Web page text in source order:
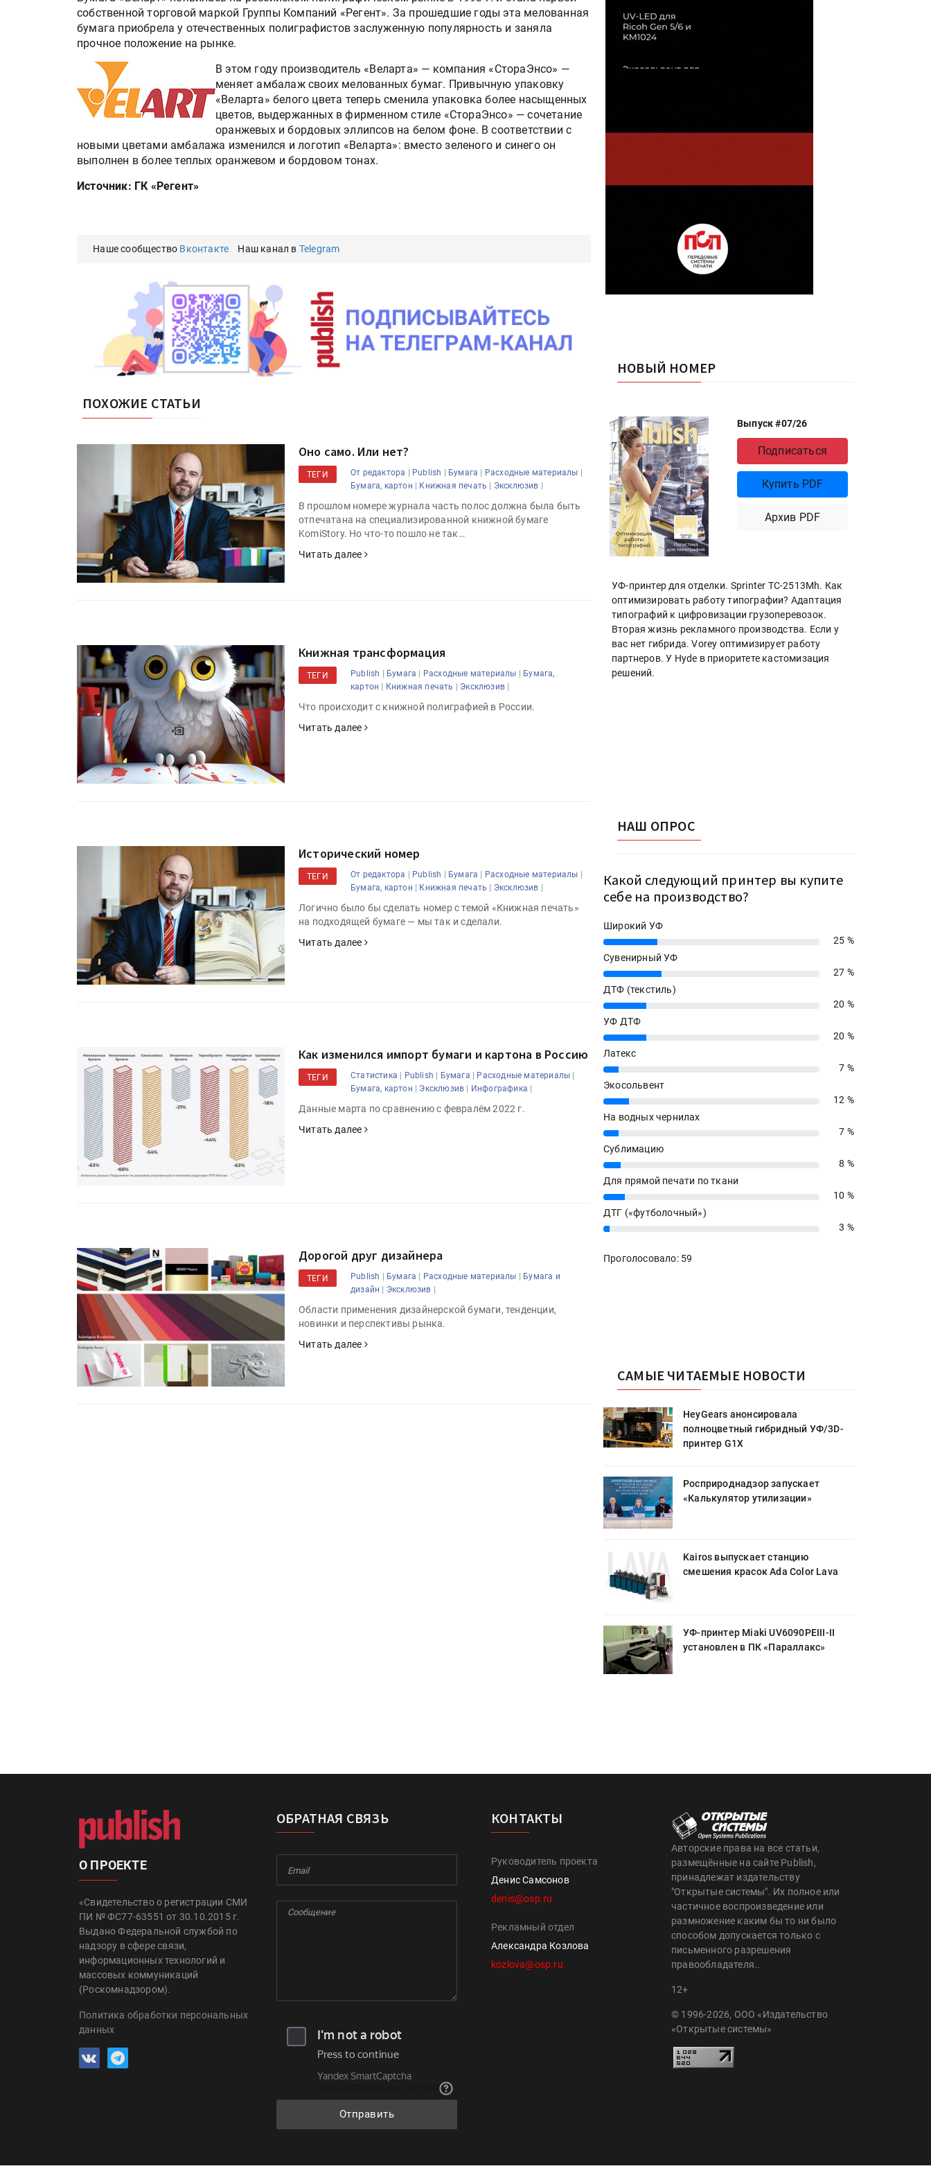
собственной торговой маркой Группы Компаний «Регент». За прошедшие годы эта мелованная
бумага приобрела у отечественных полиграфистов заслуженную популярность и заняла
прочное положение на рынке.
В этом году производитель «Веларта» — компания «СтораЭнсо» —
меняет амбалаж своих мелованных бумаг. Привычную упаковку
«Веларта» белого цвета теперь сменила упаковка более насыщенных
цветов, выдержанных в фирменном стиле «СтораЭнсо» — сочетание
оранжевых и бордовых эллипсов на белом фоне. В соответствии с
новыми цветами амбалажа изменился и логотип «Веларта»: вместо зеленого и синего он
выполнен в более теплых оранжевом и бордовом тонах.
Источник: ГК «Регент»
Наше сообщество Вконтакте Наш канал в Telegram
ПОХОЖИЕ СТАТЬИ
Оно само. Или нет?
ТЕГИ От редактора | Publish | Бумага | Расходные материалы |
Бумага, картон | Книжная печать | Эксклюзив |
В прошлом номере журнала часть полос должна была быть
отпечатана на специализированной книжной бумаге
KomiStory. Но что-то пошло не так…
Читать далее
Книжная трансформация
ТЕГИ Publish | Бумага | Расходные материалы | Бумага,
картон | Книжная печать | Эксклюзив |
Что происходит с книжной полиграфией в России.
Читать далее
Исторический номер
ТЕГИ От редактора | Publish | Бумага | Расходные материалы |
Бумага, картон | Книжная печать | Эксклюзив |
Логично было бы сделать номер с темой «Книжная печать»
на подходящей бумаге — мы так и сделали.
Читать далее
Как изменился импорт бумаги и картона в Россию
ТЕГИ Статистика | Publish | Бумага | Расходные материалы |
Бумага, картон | Эксклюзив | Инфографика |
Данные марта по сравнению с февралём 2022 г.
Читать далее
Дорогой друг дизайнера
ТЕГИ Publish | Бумага | Расходные материалы | Бумага и
дизайн | Эксклюзив |
Области применения дизайнерской бумаги, тенденции,
новинки и перспективы рынка.
Читать далее
НОВЫЙ НОМЕР
Выпуск #07/26
Подписаться
Купить PDF
Архив PDF
УФ-принтер для отделки. Sprinter ТС-2513Mh. Как
оптимизировать работу типографии? Адаптация
типографий к цифровизации грузоперевозок.
Вторая жизнь рекламного производства. Если у
вас нет гибрида. Vorey оптимизирует работу
партнеров. У Hyde в приоритете кастомизация
решений.
НАШ ОПРОС
Какой следующий принтер вы купите
себе на производство?
Широкий УФ
25%
25 %
Сувенирный УФ
27%
27 %
ДТФ (текстиль)
20%
20 %
УФ ДТФ
20%
20 %
Латекс
7%
7 %
Экосольвент
12%
12 %
На водных чернилах
7%
7 %
Сублимацию
8%
8 %
Для прямой печати по ткани
10%
10 %
ДТГ («футболочный»)
3% 3 %
Проголосовало: 59
САМЫЕ ЧИТАЕМЫЕ НОВОСТИ
HeyGears анонсировала
полноцветный гибридный УФ/3D-
принтер G1X
Росприроднадзор запускает
«Калькулятор утилизации»
Kairos выпускает станцию
смешения красок Ada Color Lava
УФ-принтер Miaki UV6090PEIII-II
установлен в ПК «Параллакс»
О ПРОЕКТЕ
«Свидетельство о регистрации СМИ
ПИ № ФС77-63551 от 30.10.2015 г.
Выдано Федеральной службой по
надзору в сфере связи,
информационных технологий и
массовых коммуникаций
(Роскомнадзором).
Политика обработки персональных
данных
ОБРАТНАЯ СВЯЗЬ
Отправить
КОНТАКТЫ
Руководитель проекта
Денис Самсонов
denis@osp.ru
Рекламный отдел
Александра Козлова
kozlova@osp.ru
Авторские права на все статьи,
размещённые на сайте Publish,
принадлежат издательству
"Открытые системы". Их полное или
частичное воспроизведение или
размножение каким бы то ни было
способом допускается только с
письменного разрешения
правообладателя..
12+
© 1996-2026, ООО «Издательство
«Открытые системы»